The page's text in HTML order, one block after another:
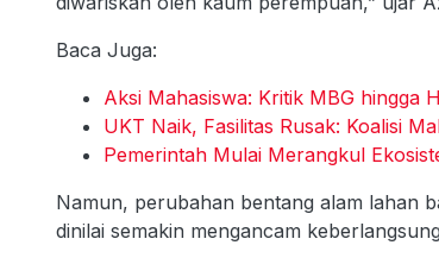
Baca Juga:
Aksi Mahasiswa: Kritik MBG hingga
UKT Naik, Fasilitas Rusak: Koalisi
Pemerintah Mulai Merangkul
Namun, perubahan bentang alam lahan
dinilai semakin mengancam